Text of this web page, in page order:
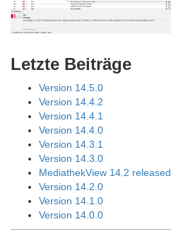
Letzte Beiträge
Version 14.5.0
Version 14.4.2
Version 14.4.1
Version 14.4.0
Version 14.3.1
Version 14.3.0
MediathekView 14.2 released
Version 14.2.0
Version 14.1.0
Version 14.0.0